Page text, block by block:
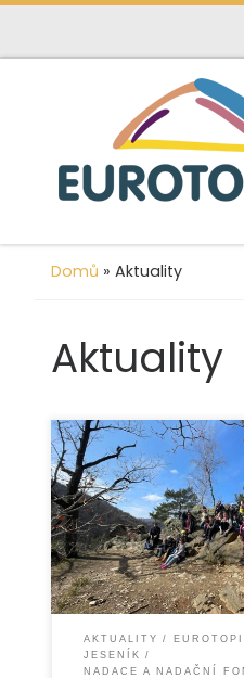
content
Domů » Aktuality
Aktuality
Organizace
úspěšně uzavřela
na podporu dětí
v náhradní rodinné
a Krnovsku, který
AKTUALITY
JESENÍK
NADACE A NADAČNÍ